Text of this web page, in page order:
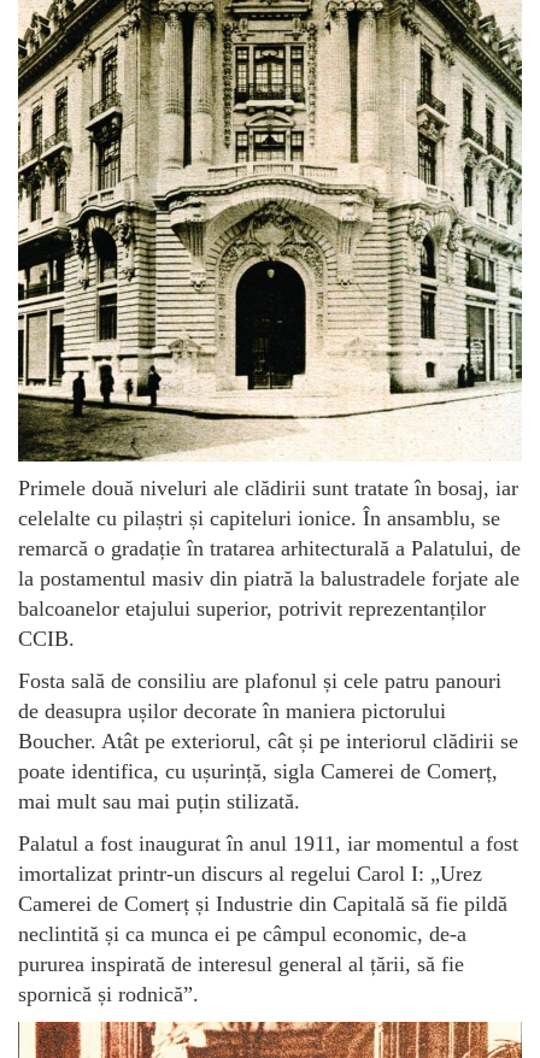
Primele două niveluri ale clădirii sunt tratate în bosaj, iar
celelalte cu pilaștri și capiteluri ionice. În ansamblu, se
remarcă o gradație în tratarea arhitecturală a Palatului, de
la postamentul masiv din piatră la balustradele forjate ale
balcoanelor etajului superior, potrivit reprezentanților
CCIB.
Fosta sală de consiliu are plafonul și cele patru panouri
de deasupra ușilor decorate în maniera pictorului
Boucher. Atât pe exteriorul, cât și pe interiorul clădirii se
poate identifica, cu ușurință, sigla Camerei de Comerț,
mai mult sau mai puțin stilizată.
Palatul a fost inaugurat în anul 1911, iar momentul a fost
imortalizat printr-un discurs al regelui Carol I: „Urez
Camerei de Comerț și Industrie din Capitală să fie pildă
neclintită și ca munca ei pe câmpul economic, de-a
pururea inspirată de interesul general al țării, să fie
spornică și rodnică”.